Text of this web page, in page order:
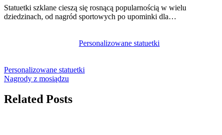
Statuetki szklane cieszą się rosnącą popularnością w wielu
dziedzinach, od nagród sportowych po upominki dla…
Personalizowane statuetki
Personalizowane statuetki
Nagrody z mosiądzu
Related Posts